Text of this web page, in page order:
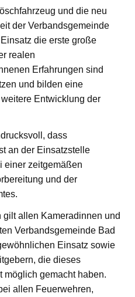
und die neu
der Verbandsgemeinde
die erste große
realen
Erfahrungen sind
und bilden eine
Entwicklung der
dass
an der Einsatzstelle
einer zeitgemäßen
und der
allen Kameradinnen und
Verbandsgemeinde Bad
Einsatz sowie
die dieses
möglich gemacht haben.
allen Feuerwehren,